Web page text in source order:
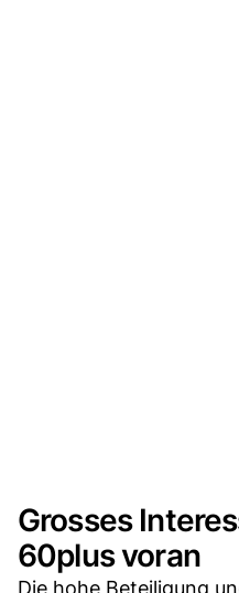
Grosses
60plus voran
Die hohe Beteiligung